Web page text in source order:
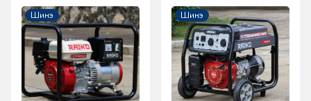
Шинэ Шинэ